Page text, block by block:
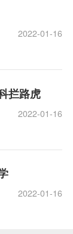
2022-01-16
拦路虎
2022-01-16
2022-01-16